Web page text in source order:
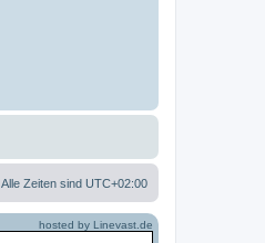
Alle Zeiten sind UTC+02:00
hosted by Linevast.de